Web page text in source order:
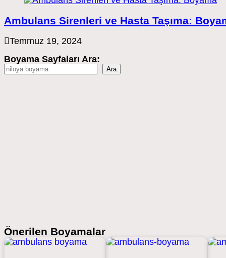
Ambulans Sirenleri ve Hasta Taşıma:
Temmuz 19, 2024
Boyama Sayfaları Ara:
Ara
Önerilen Boyamalar